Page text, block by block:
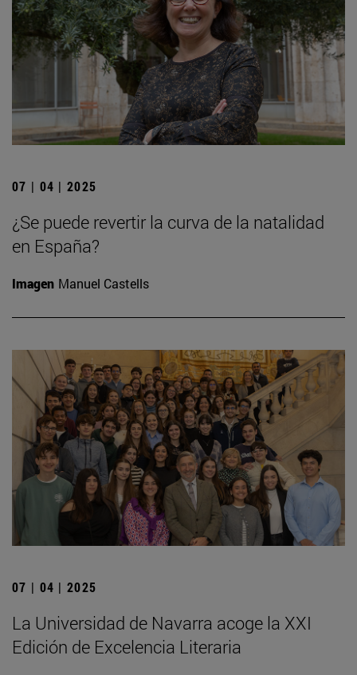
07 | 04 | 2025
¿Se puede revertir la curva de la natalidad
en España?
Imagen Manuel Castells
07 | 04 | 2025
La Universidad de Navarra acoge la XXI
Edición de Excelencia Literaria